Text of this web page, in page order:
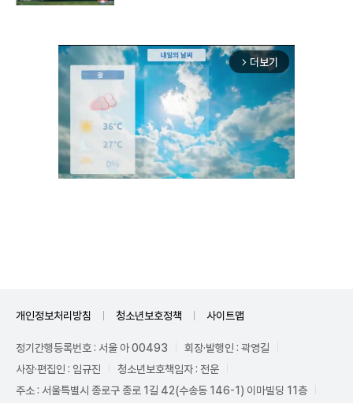
arrow_forward_ios 더보기
개인정보처리방침 청소년보호정책 사이트맵
정기간행등록번호 : 서울 아 00493
회장·발행인 : 곽영길
사장·편집인 : 임규진
청소년보호책임자 : 전운
주소 : 서울특별시 종로구 종로 1길 42(수송동 146-1) 이마빌딩 11층